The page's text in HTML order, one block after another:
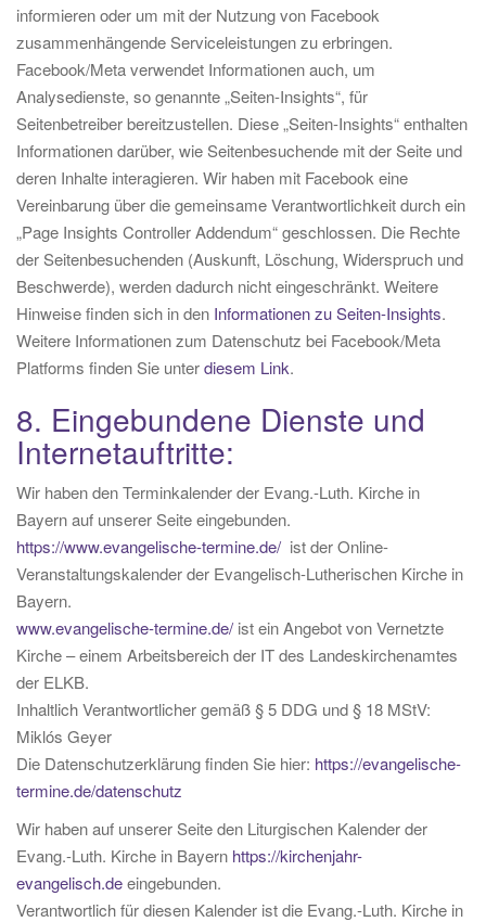
informieren oder um mit der Nutzung von Facebook
zusammenhängende Serviceleistungen zu erbringen.
Facebook/Meta verwendet Informationen auch, um
Analysedienste, so genannte „Seiten-Insights“, für
Seitenbetreiber bereitzustellen. Diese „Seiten-Insights“ enthalten
Informationen darüber, wie Seitenbesuchende mit der Seite und
deren Inhalte interagieren. Wir haben mit Facebook eine
Vereinbarung über die gemeinsame Verantwortlichkeit durch ein
„Page Insights Controller Addendum“ geschlossen. Die Rechte
der Seitenbesuchenden (Auskunft, Löschung, Widerspruch und
Beschwerde), werden dadurch nicht eingeschränkt. Weitere
Hinweise finden sich in den Informationen zu Seiten-Insights.
Weitere Informationen zum Datenschutz bei Facebook/Meta
Platforms finden Sie unterdiesem Link.
8. Eingebundene Dienste und
Internetauftritte:
Wir haben den Terminkalender der Evang.-Luth. Kirche in
Bayern auf unserer Seite eingebunden.
https://www.evangelische-termine.de/ ist der Online-
Veranstaltungskalender der Evangelisch-Lutherischen Kirche in
Bayern.
www.evangelische-termine.de/ ist ein Angebot von Vernetzte
Kirche – einem Arbeitsbereich der IT des Landeskirchenamtes
der ELKB.
Inhaltlich Verantwortlicher gemäß § 5 DDG und § 18 MStV:
Miklós Geyer
Die Datenschutzerklärung finden Sie hier: https://evangelische-
termine.de/datenschutz
Wir haben auf unserer Seite den Liturgischen Kalender der
Evang.-Luth. Kirche in Bayern https://kirchenjahr-
evangelisch.deeingebunden.
Verantwortlich für diesen Kalender ist die Evang.-Luth. Kirche in